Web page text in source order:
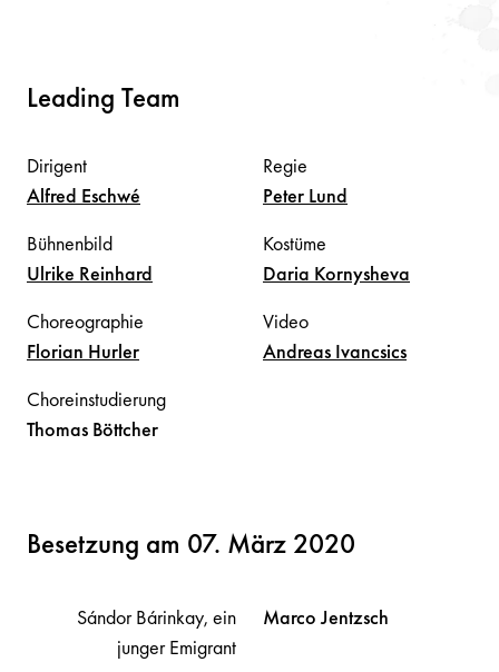
Leading Team
Dirigent
Alfred Eschwé
Regie
Peter Lund
Bühnenbild
Ulrike Reinhard
Kostüme
Daria Kornysheva
Choreographie
Florian Hurler
Video
Andreas Ivancsics
Choreinstudierung
Thomas Böttcher
Besetzung am 07. März 2020
Sándor Bárinkay, ein
junger Emigrant
MarcoJentzsch